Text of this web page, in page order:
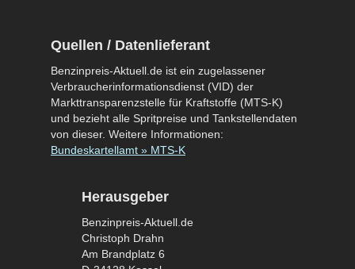
Quellen / Datenlieferant
Benzinpreis-Aktuell.de ist ein zugelassener
Verbraucherinformationsdienst (VID) der
Markttransparenzstelle für Kraftstoffe (MTS-K)
und bezieht alle Spritpreise und Tankstellendaten
von dieser. Weitere Informationen:
Bundeskartellamt » MTS-K
Herausgeber
Benzinpreis-Aktuell.de
Christoph Drahn
Am Brandplatz 6